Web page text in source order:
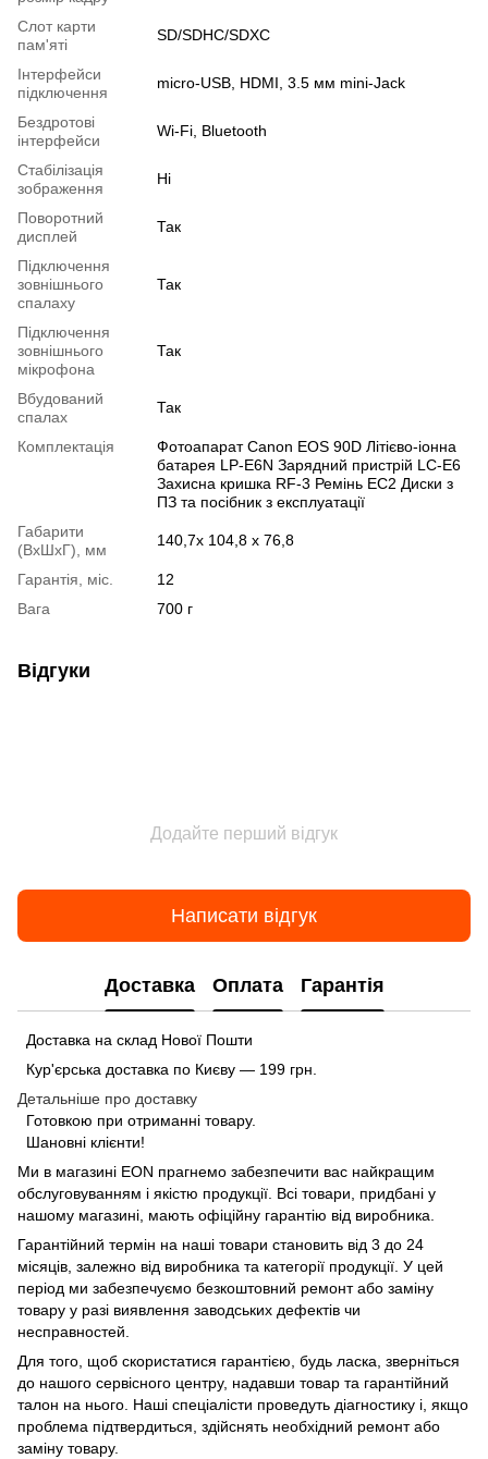
Слот карти
пам'яті
SD/SDHC/SDXC
Інтерфейси
підключення
micro-USB, HDMI, 3.5 мм mini-Jack
Бездротові
інтерфейси
Wi-Fi, Bluetooth
Cтабілізація
зображення
Ні
Поворотний
дисплей
Так
Підключення
зовнішнього
спалаху
Так
Підключення
зовнішнього
мікрофона
Так
Вбудований
спалах
Так
Комплектація
Фотоапарат Canon EOS 90D Літієво-іонна
батарея LP-E6N Зарядний пристрій LC-E6
Захисна кришка RF-3 Ремінь EC2 Диски з
ПЗ та посібник з експлуатації
Габарити
(ВхШхГ), мм
140,7x 104,8 x 76,8
Гарантія, міс.
12
Вага
700 г
Відгуки
Додайте перший відгук
Написати відгук
Доставка Оплата Гарантія
Доставка на склад Нової Пошти
Кур'єрська доставка по Києву — 199 грн.
Детальніше про доставку
Готовкою при отриманні товару.
Шановні клієнти!
Ми в магазині EON прагнемо забезпечити вас найкращим
обслуговуванням і якістю продукції. Всі товари, придбані у
нашому магазині, мають офіційну гарантію від виробника.
Гарантійний термін на наші товари становить від 3 до 24
місяців, залежно від виробника та категорії продукції. У цей
період ми забезпечуємо безкоштовний ремонт або заміну
товару у разі виявлення заводських дефектів чи
несправностей.
Для того, щоб скористатися гарантією, будь ласка, зверніться
до нашого сервісного центру, надавши товар та гарантійний
талон на нього. Наші спеціалісти проведуть діагностику і, якщо
проблема підтвердиться, здійснять необхідний ремонт або
заміну товару.